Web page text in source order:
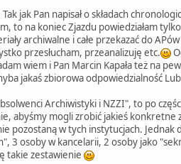
jak Pan napisał o składach
to na koniec Zjazdu powiedziałam
archiwalne i całe przekazać do
przesłucham, przeanalizuję etc.
wiem i Pan Marcin Kapała też na
jakaś zbiorowa odpowiedzialność
Archiwistyki i NZZI", to po
abyśmy mogli zrobić jakieś
pozostaną w tych instytucjach.
3 osoby w kancelarii, 2 osoby jako
takie zestawienie